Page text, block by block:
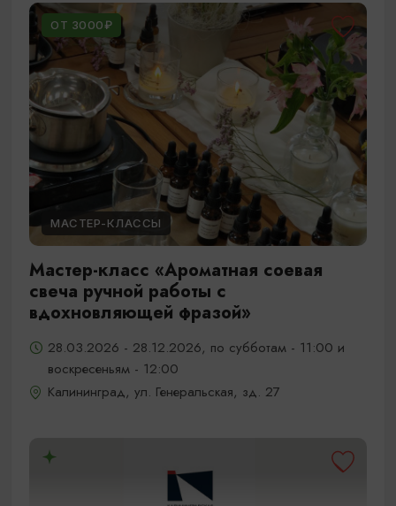
ОТ 3000₽
МАСТЕР-КЛАССЫ
Мастер-класс «Ароматная соевая
свеча ручной работы с
вдохновляющей фразой»
28.03.2026 - 28.12.2026, по субботам - 11:00 и
воскресеньям - 12:00
Калининград, ул. Генеральская, зд. 27